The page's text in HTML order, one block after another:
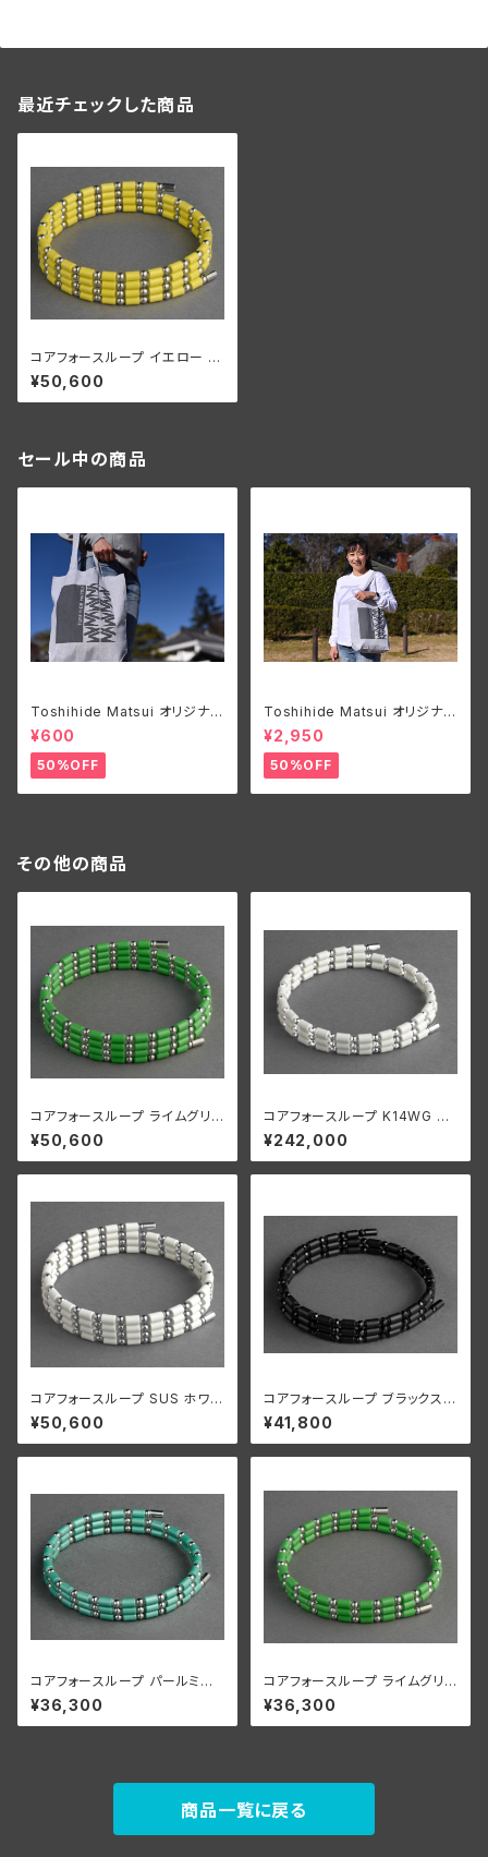
最近チェックした商品
コアフォースループ イエロー S
US CFL70【正規品】
¥50,600
セール中の商品
Toshihide Matsui オリジナル
エコバック
¥600
50%OFF
Toshihide Matsui オリジナル
ロングTシャツ
¥2,950
50%OFF
その他の商品
コアフォースループ ライムグリ
ーン SUS CFL70【正規品】
¥50,600
コアフォースループ K14WG ホ
ワイト CFL50【正規品】
¥242,000
コアフォースループ SUS ホワイ
ト CFL70【正規品】
¥50,600
コアフォースループ ブラックスピ
ネル CFL50【正規品】
¥41,800
コアフォースループ パールミント
SUS CFL50【正規品】
¥36,300
コアフォースループ ライムグリ
ーン SUS CFL50【正規品】
¥36,300
商品一覧に戻る